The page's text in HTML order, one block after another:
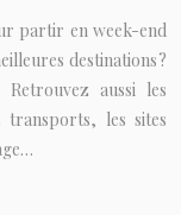
partir en week-end
destinations ?
aussi les
transports, les sites